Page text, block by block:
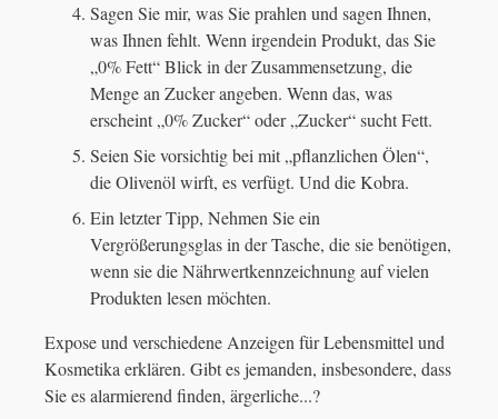
Sagen Sie mir, was Sie prahlen und sagen Ihnen,
was Ihnen fehlt. Wenn irgendein Produkt, das Sie
„0% Fett“ Blick in der Zusammensetzung, die
Menge an Zucker angeben. Wenn das, was
erscheint „0% Zucker“ oder „Zucker“ sucht Fett.
Seien Sie vorsichtig bei mit „pflanzlichen Ölen“,
die Olivenöl wirft, es verfügt. Und die Kobra.
Ein letzter Tipp, Nehmen Sie ein
Vergrößerungsglas in der Tasche, die sie benötigen,
wenn sie die Nährwertkennzeichnung auf vielen
Produkten lesen möchten.
Expose und verschiedene Anzeigen für Lebensmittel und
Kosmetika erklären. Gibt es jemanden, insbesondere, dass
Sie es alarmierend finden, ärgerliche...?